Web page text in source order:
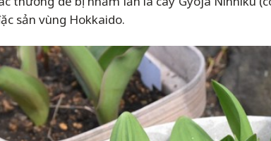
sản vùng Hokkaido.